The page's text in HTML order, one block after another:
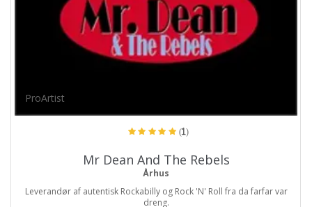
ProArtist
(1)
Mr Dean And The Rebels
Århus
Leverandør af autentisk Rockabilly og Rock 'N' Roll fra da farfar var
dreng.